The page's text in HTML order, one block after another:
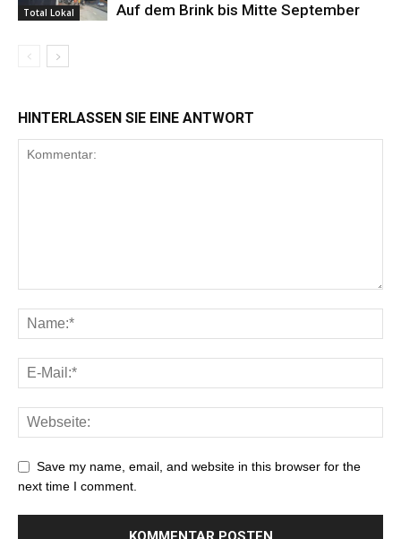
Total Lokal
Auf dem Brink bis Mitte September
HINTERLASSEN SIE EINE ANTWORT
Save my name, email, and website in this browser for the
next time I comment.